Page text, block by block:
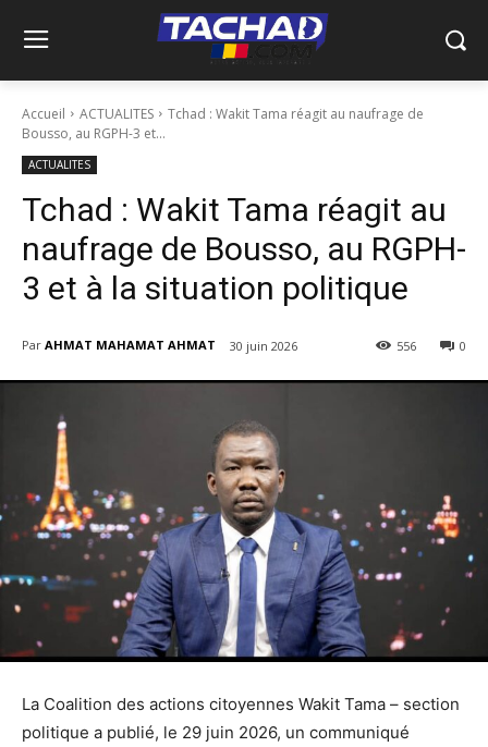
Accueil ACTUALITES
Tchad : Wakit Tama réagit au naufrage de
Bousso, au RGPH-3 et...
ACTUALITES
Tchad : Wakit Tama réagit au
naufrage de Bousso, au RGPH-
3 et à la situation politique
Par AHMAT MAHAMAT AHMAT 30 juin 2026 0
556
La Coalition des actions citoyennes Wakit Tama – section
politique a publié, le 29 juin 2026, un communiqué